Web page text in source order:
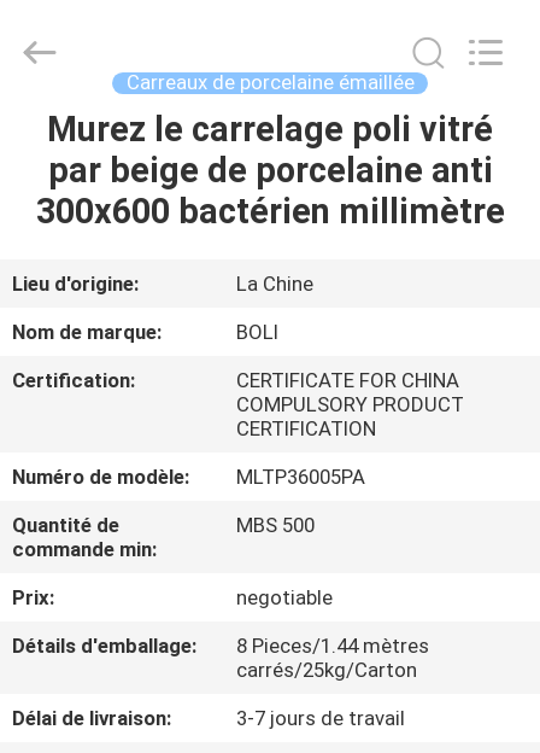
MAISON
PRODUITS
VIDÉOS
PROPOS
DE
NOUS
VISITE
L'USINE
CERAMICS
Carreaux de porcelaine émaillée
Murez le carrelage poli vitré
par beige de porcelaine anti
300x600 bactérien millimètre
Lieu d'origine:
La Chine
Nom de marque:
BOLI
Certification:
CERTIFICATE FOR CHINA
COMPULSORY PRODUCT
CERTIFICATION
Numéro de modèle:
MLTP36005PA
Quantité de
commande min:
MBS 500
Prix:
negotiable
Détails d'emballage:
8 Pieces/1.44 mètres
carrés/25kg/Carton
Délai de livraison:
3-7 jours de travail